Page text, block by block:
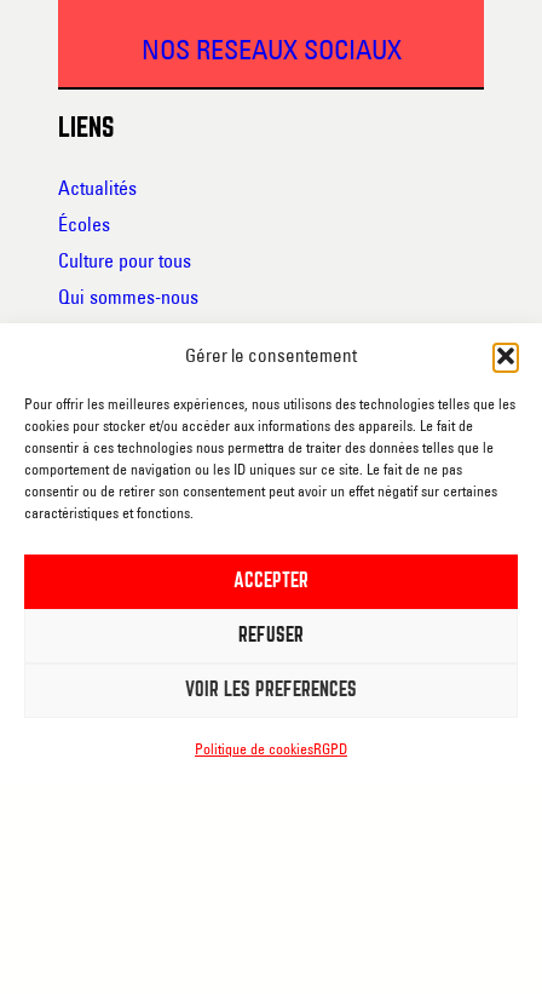
Gérer le consentement
Pour offrir les meilleures expériences, nous utilisons des technologies telles que les
cookies pour stocker et/ou accéder aux informations des appareils. Le fait de
consentir à ces technologies nous permettra de traiter des données telles que le
comportement de navigation ou les ID uniques sur ce site. Le fait de ne pas
consentir ou de retirer son consentement peut avoir un effet négatif sur certaines
caractéristiques et fonctions.
ACCEPTER
REFUSER
VOIR LES PRÉFÉRENCES
Politique de cookiesRGPD
NOS RESEAUX SOCIAUX
LIENS
Actualités
Écoles
Culture pour tous
Qui sommes-nous
Foire aux questions
Partenaires
RGPD
Conditions générales de vente
Code de respect des usagers
Déclaration d’accessibilité